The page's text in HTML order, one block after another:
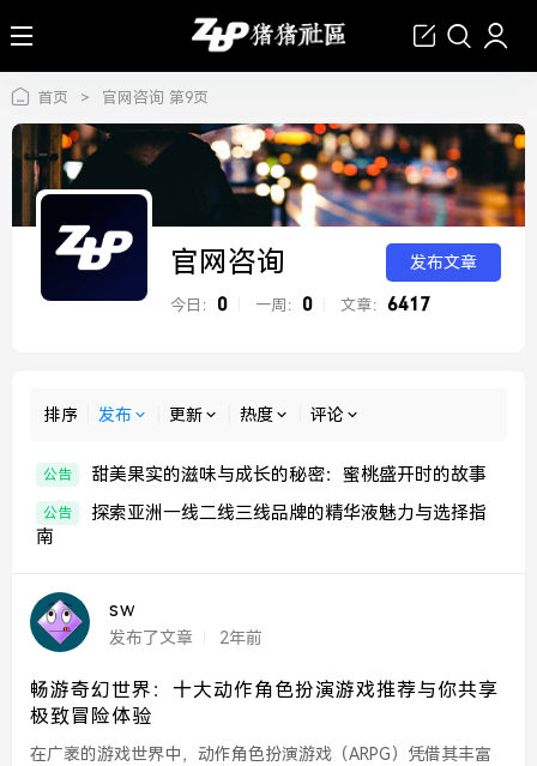
首页 > 官网咨询 第9页
官网咨询 发布文章
今日： 0 一周： 0 文章： 6417
排序 发布 更新 热度 评论
公告 甜美果实的滋味与成长的秘密：蜜桃盛开时的故事
公告
探索亚洲一线二线三线品牌的精华液魅力与选择指
南
sw
发布了文章 2年前
畅游奇幻世界：十大动作角色扮演游戏推荐与你共享
极致冒险体验
在广袤的游戏世界中，动作角色扮演游戏（ARPG）凭借其丰富